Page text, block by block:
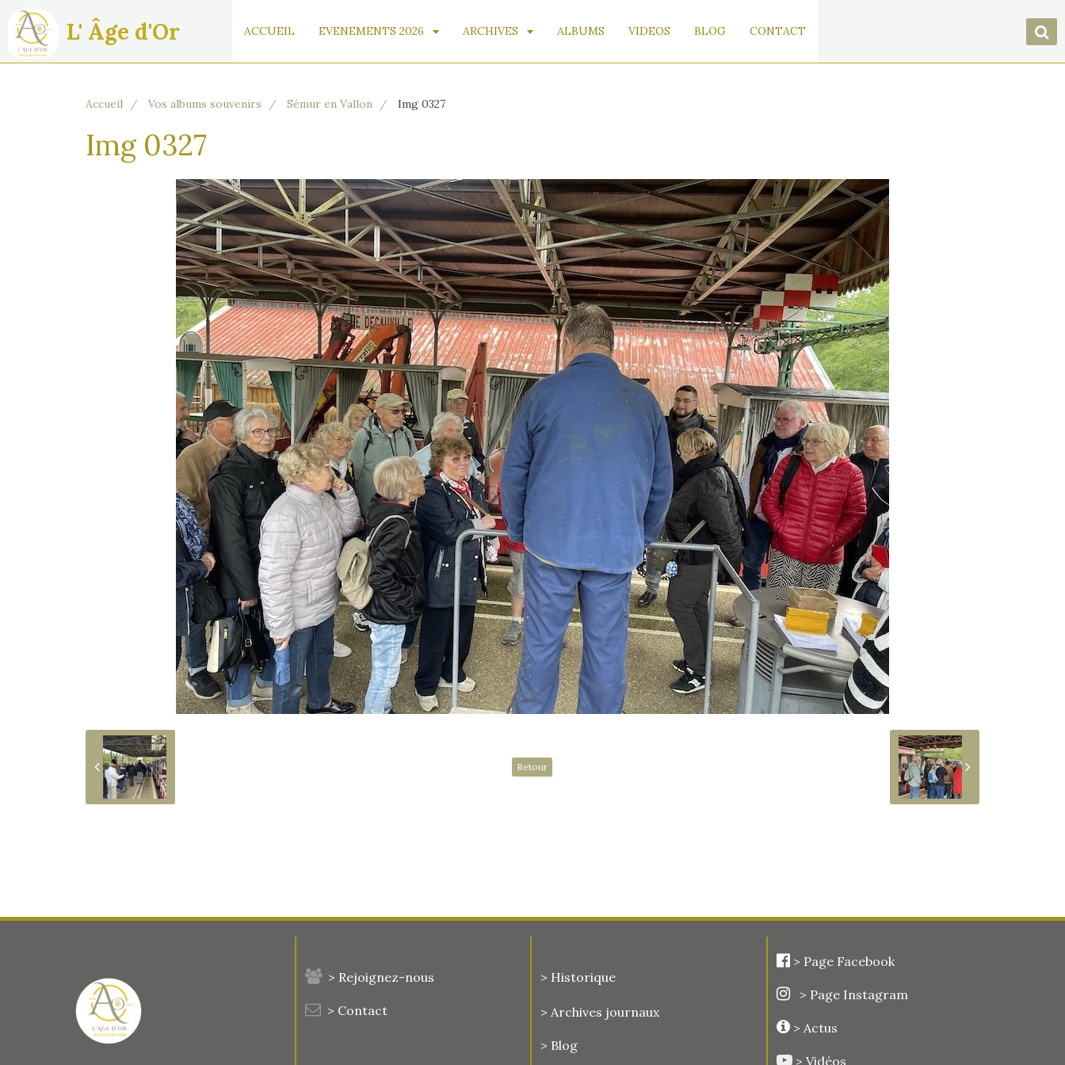
L' Âge d'Or ACCUEIL EVENEMENTS 2026 ARCHIVES ALBUMS VIDEOS BLOG CONTACT
Accueil Vos albums souvenirs Sémur en Vallon Img 0327
Img 0327
Retour
> Rejoignez-nous
> Contact
> Historique
> Archives journaux
> Blog
> Page Facebook
> Page Instagram
> Actus
> Vidéos